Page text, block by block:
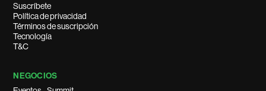
Suscríbete
Política de privacidad
Términos de suscripción
Tecnología
T&C
NEGOCIOS